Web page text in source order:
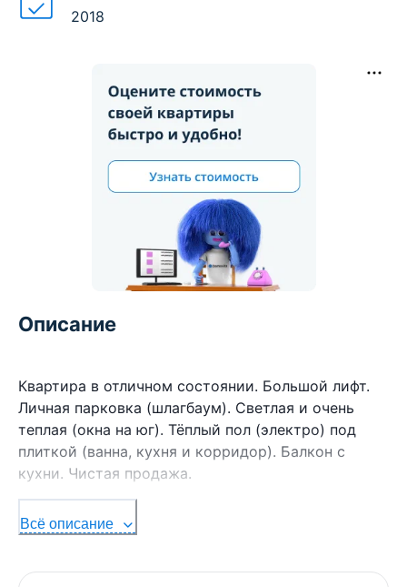
2018
Описание
Квартира в отличном состоянии. Большой лифт.
Личная парковка (шлагбаум). Светлая и очень
теплая (окна на юг). Тёплый пол (электро) под
плиткой (ванна, кухня и корридор). Балкон с
кухни. Чистая продажа.
Всё описание